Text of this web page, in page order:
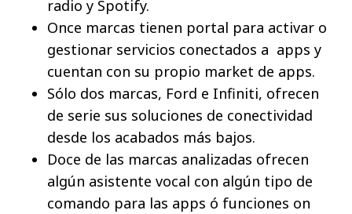
radio y Spotify.
Once marcas tienen portal para activar o
gestionar servicios conectados a apps y
cuentan con su propio market de apps.
Sólo dos marcas, Ford e Infiniti, ofrecen
de serie sus soluciones de conectividad
desde los acabados más bajos.
Doce de las marcas analizadas ofrecen
algún asistente vocal con algún tipo de
comando para las apps ó funciones on